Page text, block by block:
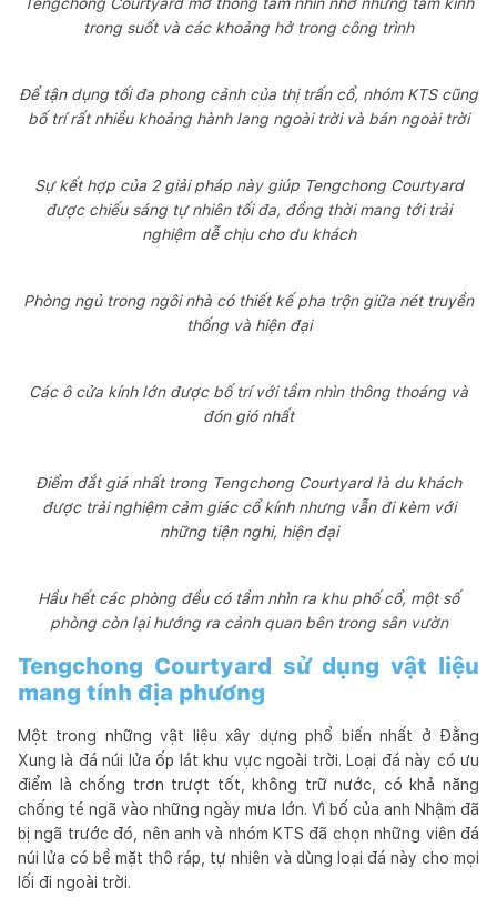
trong suốt và các khoảng hở trong công trình
Để tận dụng tối đa phong cảnh của thị trấn cổ, nhóm KTS cũng
bố trí rất nhiều khoảng hành lang ngoài trời và bán ngoài trời
Sự kết hợp của 2 giải pháp này giúp Tengchong Courtyard
được chiếu sáng tự nhiên tối đa, đồng thời mang tới trải
nghiệm dễ chịu cho du khách
Phòng ngủ trong ngôi nhà có thiết kế pha trộn giữa nét truyền
thống và hiện đại
Các ô cửa kính lớn được bố trí với tầm nhìn thông thoáng và
đón gió nhất
Điểm đắt giá nhất trong Tengchong Courtyard là du khách
được trải nghiệm cảm giác cổ kính nhưng vẫn đi kèm với
những tiện nghi, hiện đại
Hầu hết các phòng đều có tầm nhìn ra khu phố cổ, một số
phòng còn lại hướng ra cảnh quan bên trong sân vườn
Tengchong Courtyard sử dụng vật liệu
mang tính địa phương
Một trong những vật liệu xây dựng phổ biến nhất ở Đằng
Xung là đá núi lửa ốp lát khu vực ngoài trời. Loại đá này có ưu
điểm là chống trơn trượt tốt, không trữ nước, có khả năng
chống té ngã vào những ngày mưa lớn. Vì bố của anh Nhậm đã
bị ngã trước đó, nên anh và nhóm KTS đã chọn những viên đá
núi lửa có bề mặt thô ráp, tự nhiên và dùng loại đá này cho mọi
lối đi ngoài trời.